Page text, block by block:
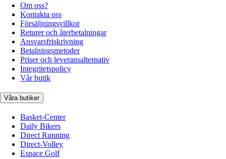
Om oss?
Kontakta oss
Försäljningsvillkor
Returer och återbetalningar
Ansvarsfriskrivning
Betalningsmetoder
Priser och leveransalternativ
Integritetspolicy
Vår butik
Våra butiker
Basket-Center
Daily Bikers
Direct Running
Direct-Volley
Espace Golf